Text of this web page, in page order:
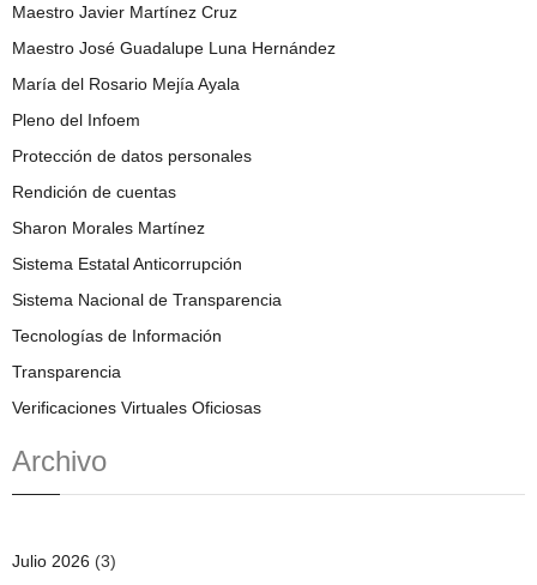
Maestro Javier Martínez Cruz
Maestro José Guadalupe Luna Hernández
María del Rosario Mejía Ayala
Pleno del Infoem
Protección de datos personales
Rendición de cuentas
Sharon Morales Martínez
Sistema Estatal Anticorrupción
Sistema Nacional de Transparencia
Tecnologías de Información
Transparencia
Verificaciones Virtuales Oficiosas
Archivo
Julio 2026 (3)